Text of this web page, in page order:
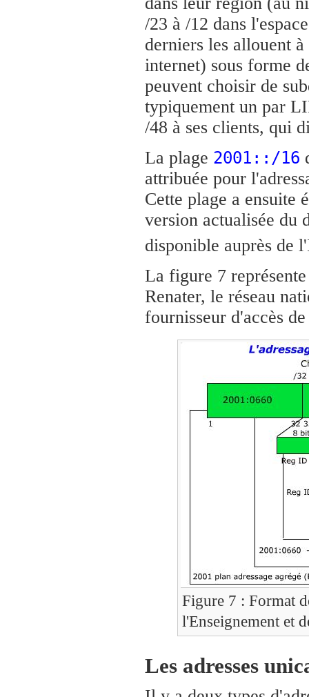
/23 à /12 dans
derniers les allouent
internet) sous forme
peuvent choisir de
typiquement un par
/48 à ses clients, qui
La plage 2001::/16
attribuée pour
Cette plage a ensuite
version actualisée du
disponible auprès de
La figure 7
Renater, le réseau
fournisseur d'accès
Figure 7 : Format
l'Enseignement et
Les adresses